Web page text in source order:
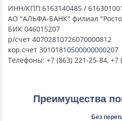
ИНН/КПП 6163140485 / 616301001
АО "АЛЬФА-БАНК" филиал
БИК 046015207
р/счет 40702810726070000812
кор.счет 30101810500000000207
Телефоны: +7 (863) 221-25-84, +7
Преимущества
Без